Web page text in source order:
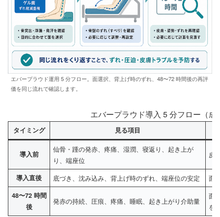
エバープラウド運用 5 分フロー。面選択、背上げ時のずれ、48〜72 時間後の再評
価を同じ流れで確認します。
エバープラウド導入 5 分フロー（
タイミング 見る項目
導入前
仙骨・踵の発赤、疼痛、湿潤、寝返り、起き上が
り、端座位
皮
導入直後 底づき、沈み込み、背上げ時のずれ、端座位の安定 面
48〜72 時間
後
発赤の持続、圧痕、疼痛、睡眠、起き上がり介助量
面
を